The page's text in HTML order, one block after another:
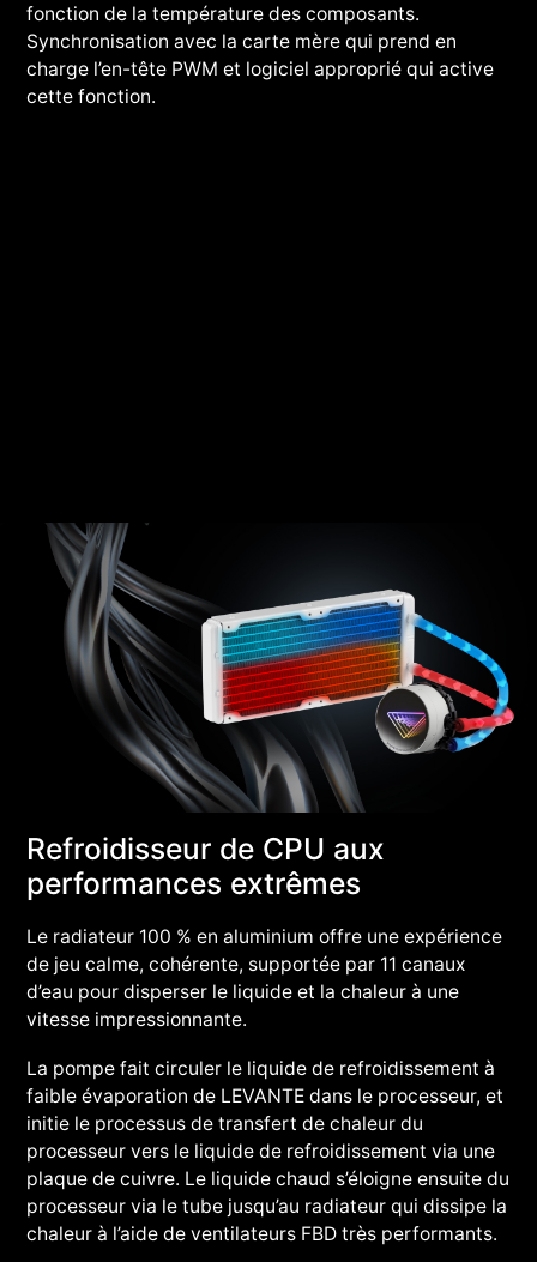
fonction de la température des composants.
Synchronisation avec la carte mère qui prend en
charge l’en-tête PWM et logiciel approprié qui active
cette fonction.
Refroidisseur de CPU aux
performances extrêmes
Le radiateur 100 % en aluminium offre une expérience
de jeu calme, cohérente, supportée par 11 canaux
d’eau pour disperser le liquide et la chaleur à une
vitesse impressionnante.
La pompe fait circuler le liquide de refroidissement à
faible évaporation de LEVANTE dans le processeur, et
initie le processus de transfert de chaleur du
processeur vers le liquide de refroidissement via une
plaque de cuivre. Le liquide chaud s’éloigne ensuite du
processeur via le tube jusqu’au radiateur qui dissipe la
chaleur à l’aide de ventilateurs FBD très performants.